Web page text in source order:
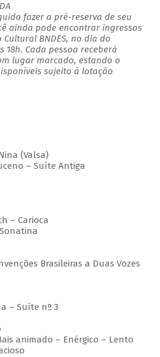
fazer a pré-reserva de seu
ainda pode encontrar ingressos
BNDES, no dia do
Cada pessoa receberá
lugar marcado, estando o
sujeito à lotação
(Valsa)
– Suíte Antiga
– Carioca
Brasileiras a Duas Vozes
– Suíte nº 3
– Enérgico – Lento